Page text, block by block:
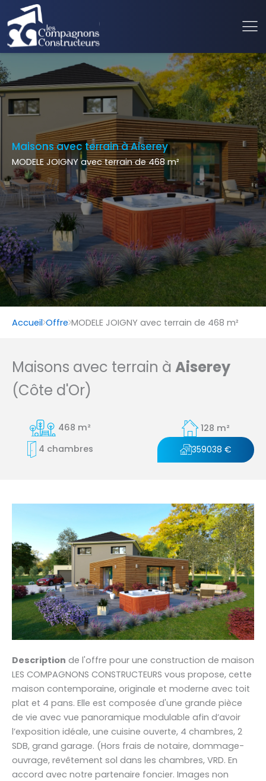
Maisons avec terrain à Aiserey
MODELE JOIGNY avec terrain de 468 m²
Accueil Offre MODELE JOIGNY avec terrain de 468 m²
Maisons avec terrain à Aiserey
(Côte d'Or)
468 m²
128 m²
4 chambres
359038 €
Description de l'offre pour une construction de maison
LES COMPAGNONS CONSTRUCTEURS vous propose, cette
maison contemporaine, originale et moderne avec toit
plat et 4 pans. Elle est composée d'une grande pièce
de vie avec vue panoramique modulable afin d’avoir
l’exposition idéale, une cuisine ouverte, 4 chambres, 2
SDB, grand garage. (Hors frais de notaire, dommage-
ouvrage, revêtement sol dans les chambres, VRD. En
accord avec notre partenaire foncier. Images non